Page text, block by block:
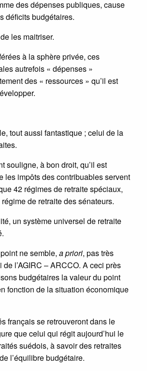
des dépenses publiques, cause
déficits budgétaires.
les maitriser.
à la sphère privée, ces
autrefois « dépenses »
des « ressources » qu’il est
tout aussi fantastique ; celui de la
souligne, à bon droit, qu’il est
les impôts des contribuables servent
42 régimes de retraite spéciaux,
de retraite des sénateurs.
un système universel de retraite
ne semble, a priori, pas très
l’AGIRC – ARCCO. A ceci près
budgétaires la valeur du point
fonction de la situation économique
français se retrouveront dans le
que celui qui régit aujourd’hui le
suédois, à savoir des retraites
l’équilibre budgétaire.